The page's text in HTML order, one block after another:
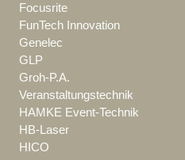
Focusrite
FunTech Innovation
Genelec
GLP
Groh-P.A.
Veranstaltungstechnik
HAMKE Event-Technik
HB-Laser
HICO